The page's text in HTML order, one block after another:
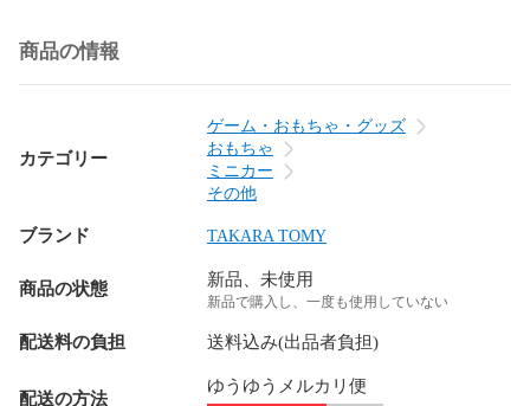
商品の情報
カテゴリー
ゲーム・おもちゃ・グッズ
おもちゃ
ミニカー
その他
ブランド TAKARA TOMY
商品の状態 新品、未使用
新品で購入し、一度も使用していない
配送料の負担 送料込み(出品者負担)
配送の方法
ゆうゆうメルカリ便